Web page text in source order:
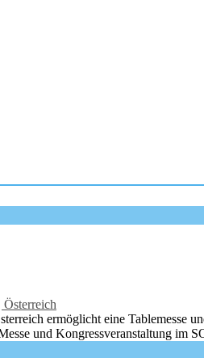
ermöglicht eine Tablemesse
und Kongressveranstaltung im